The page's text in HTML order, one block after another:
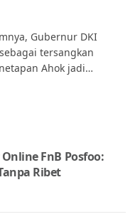
Gubernur DKI
tersangkan
Ahok jadi…
FnB Posfoo:
Ribet